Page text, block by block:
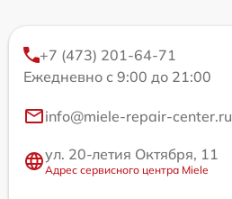
+7 (473) 201-64-71
Ежедневно с 9:00 до 21:00
info@miele-repair-center.ru
ул. 20-летия Октября, 11
Адрес сервисного центра Miele